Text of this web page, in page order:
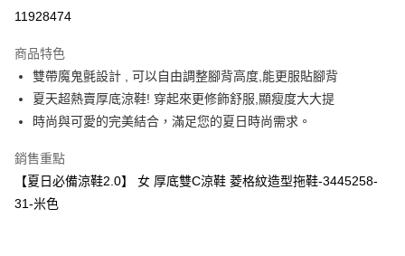
超商取貨付款
運送方式
全家取貨付款
每筆NT$60，滿NT$1,000(含以上)免運費
每筆NT$60，滿NT$1,000(含以上)免運費
宅配
11928474
商品特色
雙帶魔鬼氈設計 , 可以自由調整腳背高度,能更服貼腳背
夏天超熱賣厚底涼鞋! 穿起來更修飾舒服,顯瘦度大大提
時尚與可愛的完美結合，滿足您的夏日時尚需求。
銷售重點
【夏日必備涼鞋2.0】 女 厚底雙C涼鞋 菱格紋造型拖鞋-3445258-
31-米色